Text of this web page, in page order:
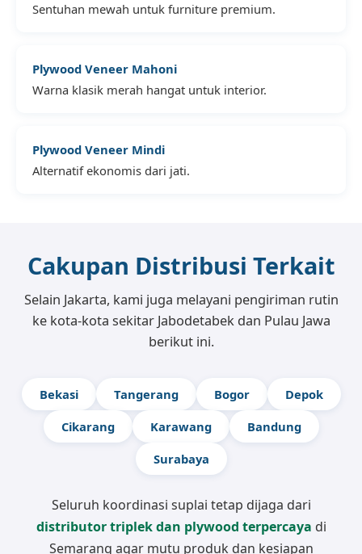
Sentuhan mewah untuk furniture premium.
Plywood Veneer Mahoni
Warna klasik merah hangat untuk interior.
Plywood Veneer Mindi
Alternatif ekonomis dari jati.
Cakupan Distribusi Terkait
Selain Jakarta, kami juga melayani pengiriman rutin
ke kota-kota sekitar Jabodetabek dan Pulau Jawa
berikut ini.
Bekasi Tangerang Bogor
Depok
Cikarang
Karawang
Bandung
Surabaya
Seluruh koordinasi suplai tetap dijaga dari
distributor triplek dan plywood terpercaya di
Semarang agar mutu produk dan kesiapan